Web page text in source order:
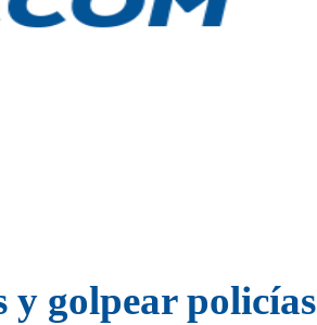
y golpear policías